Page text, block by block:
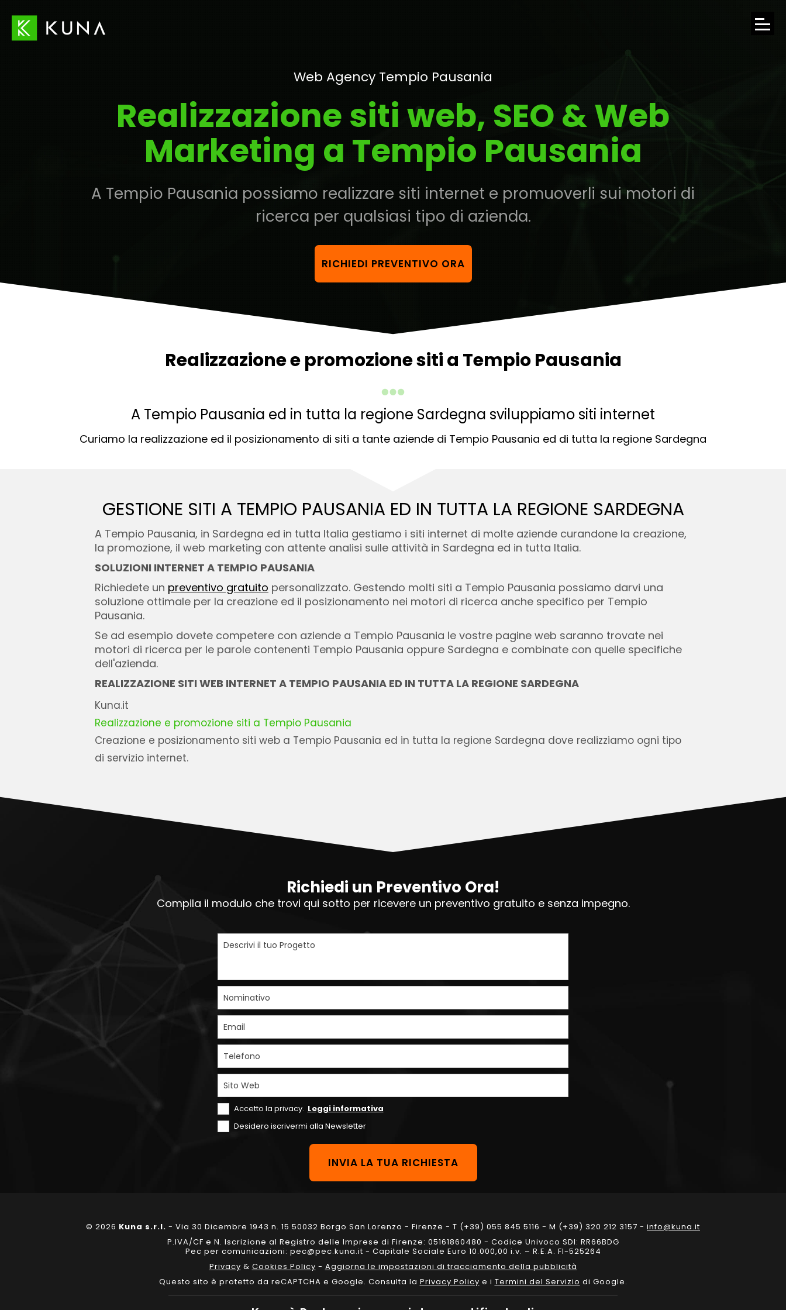
APRI
Web Agency Tempio Pausania
Realizzazione siti web, SEO & Web
Marketing a Tempio Pausania
A Tempio Pausania possiamo realizzare siti internet e promuoverli sui motori di
ricerca per qualsiasi tipo di azienda.
RICHIEDI PREVENTIVO ORA
Realizzazione e promozione siti a Tempio Pausania
A Tempio Pausania ed in tutta la regione Sardegna sviluppiamo siti internet
Curiamo la realizzazione ed il posizionamento di siti a tante aziende di Tempio Pausania ed di tutta la regione Sardegna
GESTIONE SITI A TEMPIO PAUSANIA ED IN TUTTA LA REGIONE SARDEGNA
A Tempio Pausania, in Sardegna ed in tutta Italia gestiamo i siti internet di molte aziende curandone la creazione,
la promozione, il web marketing con attente analisi sulle attività in Sardegna ed in tutta Italia.
SOLUZIONI INTERNET A TEMPIO PAUSANIA
Richiedete un preventivo gratuito personalizzato. Gestendo molti siti a Tempio Pausania possiamo darvi una
soluzione ottimale per la creazione ed il posizionamento nei motori di ricerca anche specifico per Tempio
Pausania.
Se ad esempio dovete competere con aziende a Tempio Pausania le vostre pagine web saranno trovate nei
motori di ricerca per le parole contenenti Tempio Pausania oppure Sardegna e combinate con quelle specifiche
dell'azienda.
REALIZZAZIONE SITI WEB INTERNET A TEMPIO PAUSANIA ED IN TUTTA LA REGIONE SARDEGNA
Kuna.it
Realizzazione e promozione siti a Tempio Pausania
Creazione e posizionamento siti web a Tempio Pausania ed in tutta la regione Sardegna dove realizziamo ogni tipo
di servizio internet.
Richiedi un Preventivo Ora!
Compila il modulo che trovi qui sotto per ricevere un preventivo gratuito e senza impegno.
Descrivi il tuo Progetto
Nominativo
Email
Telefono
Sito Web
Accetto la privacy. Leggi informativa
Desidero iscrivermi alla Newsletter
© 2026 Kuna s.r.l. - Via 30 Dicembre 1943 n. 15 50032 Borgo San Lorenzo - Firenze - T (+39) 055 845 5116 - M (+39) 320 212 3157 - info@kuna.it
P.IVA/CF e N. Iscrizione al Registro delle Imprese di Firenze: 05161860480 - Codice Univoco SDI: RR66BDG
Pec per comunicazioni: pec@pec.kuna.it - Capitale Sociale Euro 10.000,00 i.v. – R.E.A. FI-525264
Privacy & Cookies Policy - Aggiorna le impostazioni di tracciamento della pubblicità
Questo sito è protetto da reCAPTCHA e Google. Consulta la Privacy Policy e i Termini del Servizio di Google.